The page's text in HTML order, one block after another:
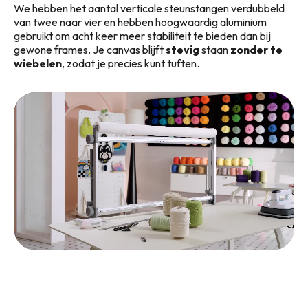
We hebben het aantal verticale steunstangen verdubbeld
van twee naar vier en hebben hoogwaardig aluminium
gebruikt om acht keer meer stabiliteit te bieden dan bij
gewone frames. Je canvas blijftstevig staan zonder te
wiebelen, zodat je precies kunt tuften.